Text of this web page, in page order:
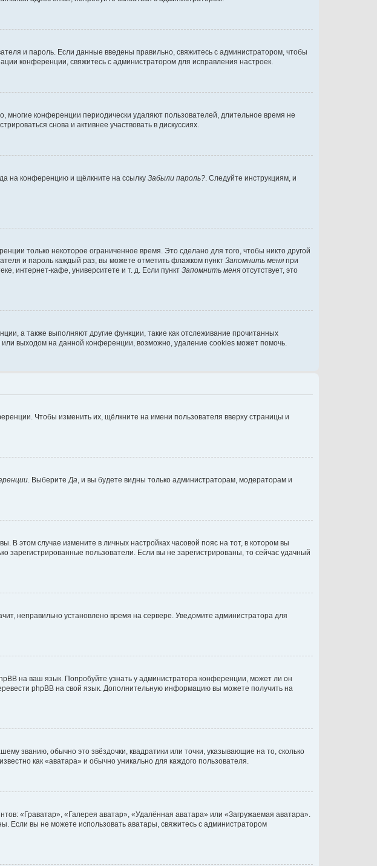
и пароль. Если данные введены правильно, свяжитесь с администратором, чтобы
конференции, свяжитесь с администратором для исправления настроек.
многие конференции периодически удаляют пользователей, длительное время не
снова и активнее участвовать в дискуссиях.
на конференцию и щёлкните на ссылку Забыли пароль?. Следуйте инструкциям, и
только некоторое ограниченное время. Это сделано для того, чтобы никто другой
и пароль каждый раз, вы можете отметить флажком пункт Запомнить меня при
интернет-кафе, университете и т. д. Если пункт Запомнить меня отсутствует, это
а также выполняют другие функции, такие как отслеживание прочитанных
выходом на данной конференции, возможно, удаление cookies может помочь.
Чтобы изменить их, щёлкните на имени пользователя вверху страницы и
. ВыберитеДа, и вы будете видны только администраторам, модераторам и
В этом случае измените в личных настройках часовой пояс на тот, в котором вы
зарегистрированные пользователи. Если вы не зарегистрированы, то сейчас удачный
неправильно установлено время на сервере. Уведомите администратора для
на ваш язык. Попробуйте узнать у администратора конференции, может ли он
phpBB на свой язык. Дополнительную информацию вы можете получить на
званию, обычно это звёздочки, квадратики или точки, указывающие на то, сколько
как «аватара» и обычно уникально для каждого пользователя.
«Граватар», «Галерея аватар», «Удалённая аватара» или «Загружаемая аватара».
Если вы не можете использовать аватары, свяжитесь с администратором